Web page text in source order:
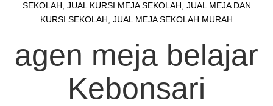
SEKOLAH JUAL KURSI MEJA SEKOLAH JUAL MEJA DAN
KURSI SEKOLAH JUAL MEJA SEKOLAH MURAH
agen meja belajar
Kebonsari